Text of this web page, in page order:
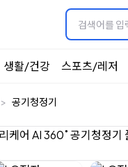
생활/건강 스포츠/레저
공기청정기